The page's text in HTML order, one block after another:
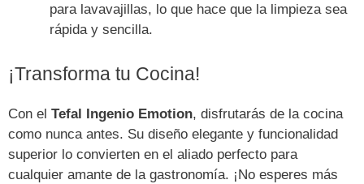
para lavavajillas, lo que hace que la limpieza sea
rápida y sencilla.
¡Transforma tu Cocina!
Con el Tefal Ingenio Emotion, disfrutarás de la cocina
como nunca antes. Su diseño elegante y funcionalidad
superior lo convierten en el aliado perfecto para
cualquier amante de la gastronomía. ¡No esperes más